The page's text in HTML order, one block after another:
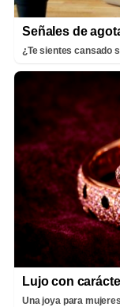
Señales de
¿Te sientes cansado
Lujo con
Una joya para